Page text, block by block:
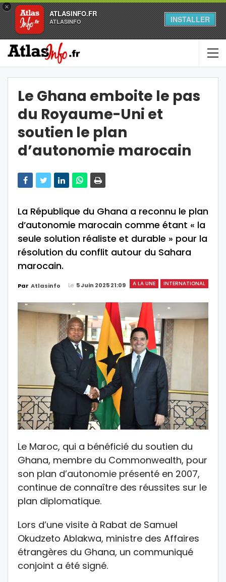
×
ATLASINFO.FR
ATLASINFO INSTALLER
Le Ghana emboite le pas
du Royaume-Uni et
soutien le plan
d’autonomie marocain
La République du Ghana a reconnu le plan
d’autonomie marocain comme étant « la
seule solution réaliste et durable » pour la
résolution du conflit autour du Sahara
marocain.
A LA UNE INTERNATIONAL
Par Atlasinfo Le 5 Juin 2025 21:09
Le Maroc, qui a bénéficié du soutien du
Ghana, membre du Commonwealth, pour
son plan d’autonomie présenté en 2007,
continue de connaître des réussites sur le
plan diplomatique.
Lors d’une visite à Rabat de Samuel
Okudzeto Ablakwa, ministre des Affaires
étrangères du Ghana, un communiqué
conjoint a été signé.